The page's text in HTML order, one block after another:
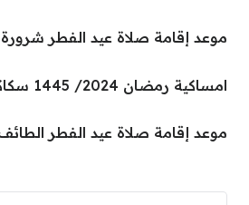
موعد إقامة صلاة عيد الفطر شرورة 2024
امساكية رمضان 2024/ 1445 سكاكا
موعد إقامة صلاة عيد الفطر الطائف